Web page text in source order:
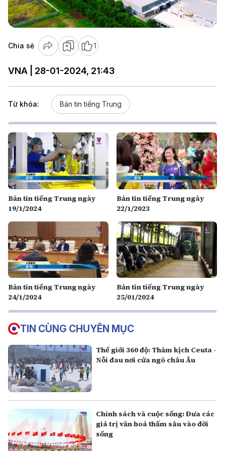
Video
Chia sẻ 1
VNA | 28-01-2024, 21:43
Từ khóa: Bản tin tiếng Trung
Bản tin tiếng Trung ngày
19/1/2024
Bản tin tiếng Trung ngày
22/1/2023
Bản tin tiếng Trung ngày
24/1/2024
Bản tin tiếng Trung ngày
25/01/2024
TIN CÙNG CHUYÊN MỤC
Thế giới 360 độ: Thảm kịch Ceuta -
Nỗi đau nơi cửa ngõ châu Âu
Chính sách và cuộc sống: Đưa các
giá trị văn hoá thấm sâu vào đời
sống